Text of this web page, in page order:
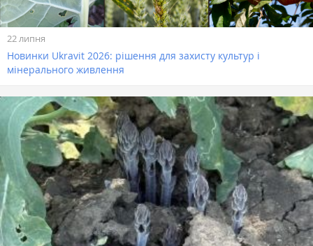
22 липня
Новинки Ukravit 2026: рішення для захисту культур і
мінерального живлення